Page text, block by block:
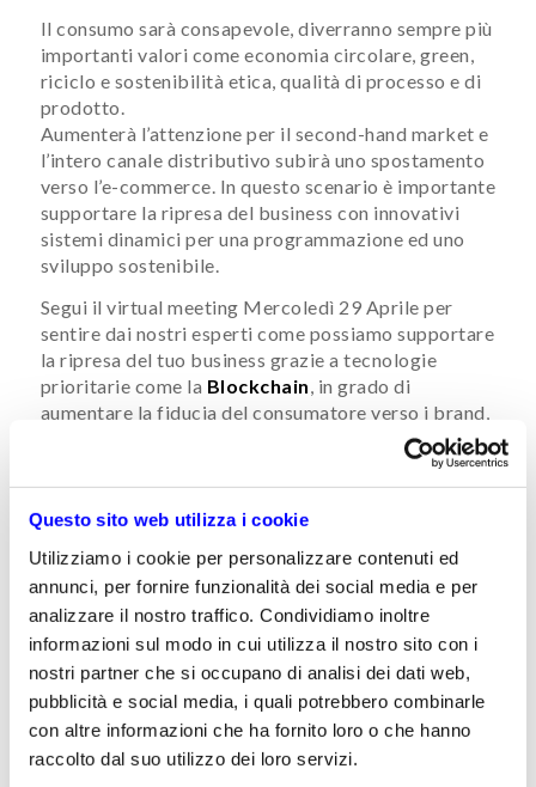
Questo sito web utilizza i cookie
Utilizziamo i cookie per personalizzare contenuti ed
annunci, per fornire funzionalità dei social media e per
analizzare il nostro traffico. Condividiamo inoltre
informazioni sul modo in cui utilizza il nostro sito con i
nostri partner che si occupano di analisi dei dati web,
pubblicità e social media, i quali potrebbero combinarle
con altre informazioni che ha fornito loro o che hanno
raccolto dal suo utilizzo dei loro servizi.
Il consumo sarà consapevole, diverranno sempre più
importanti valori come economia circolare, green,
riciclo e sostenibilità etica, qualità di processo e di
prodotto.
Aumenterà l’attenzione per il second-hand market e
l’intero canale distributivo subirà uno spostamento
verso l’e-commerce. In questo scenario è importante
supportare la ripresa del business con innovativi
sistemi dinamici per una programmazione ed uno
sviluppo sostenibile.
Segui il virtual meeting Mercoledì 29 Aprile per
sentire dai nostri esperti come possiamo supportare
la ripresa del tuo business grazie a tecnologie
prioritarie come la Blockchain , in grado di
aumentare la fiducia del consumatore verso i brand,
nel rispetto dei principi di trasparenza, sostenibilità
etica e ambientale, e abilitate da misure di finanza e
fiscalità agevolate.
Non mancare all’appuntamento con la ripresa del
tuo business, iscriviti adesso!​
Iscriviti al virtual meeting
Speakers:
Stefano Spiniello– Associate Partner, Technology
Consulting, PwC Italia:
Roberto Stefanelli– Blockchain Leader – Var Group